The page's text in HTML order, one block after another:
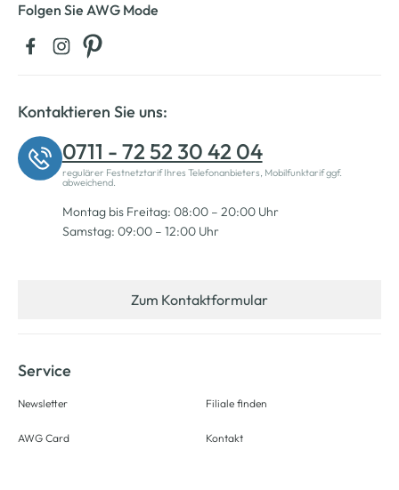
Folgen Sie AWG Mode
Kontaktieren Sie uns:
0711 - 72 52 30 42 04
regulärer Festnetztarif Ihres Telefonanbieters, Mobilfunktarif ggf.
abweichend.
Montag bis Freitag: 08:00 – 20:00 Uhr
Samstag: 09:00 – 12:00 Uhr
Zum Kontaktformular
Service
Newsletter
AWG Card
Filiale finden
Kontakt